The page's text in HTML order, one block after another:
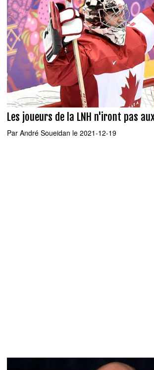
Les joueurs de la LNH n'iront pas
Par André Soueidan le 2021-12-19